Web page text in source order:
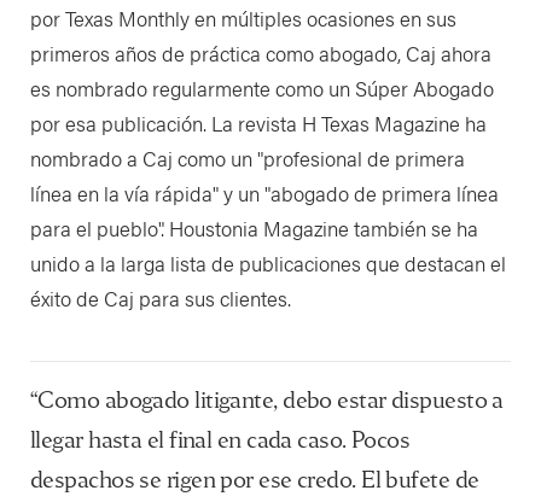
por Texas Monthly en múltiples ocasiones en sus
primeros años de práctica como abogado, Caj ahora
es nombrado regularmente como un Súper Abogado
por esa publicación. La revista H Texas Magazine ha
nombrado a Caj como un "profesional de primera
línea en la vía rápida" y un "abogado de primera línea
para el pueblo". Houstonia Magazine también se ha
unido a la larga lista de publicaciones que destacan el
éxito de Caj para sus clientes.
“Como abogado litigante, debo estar dispuesto a
llegar hasta el final en cada caso. Pocos
despachos se rigen por ese credo. El bufete de